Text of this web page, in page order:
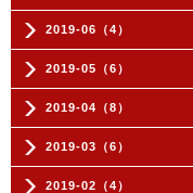
2019-06（4）
2019-05（6）
2019-04（8）
2019-03（6）
2019-02（4）